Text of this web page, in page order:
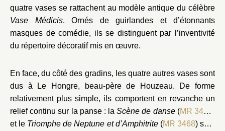
quatre vases se rattachent au modèle antique du célèbre
Vase Médicis. Ornés de guirlandes et d’étonnants
masques de comédie, ils se distinguent par l’inventivité
du répertoire décoratif mis en œuvre.
En face, du côté des gradins, les quatre autres vases sont
dus à Le Hongre, beau-père de Houzeau. De forme
relativement plus simple, ils comportent en revanche un
relief continu sur la panse : laScène de danse(MR 3470
et le Triomphe de Neptune et d’Amphitrite(MR 3468) sont